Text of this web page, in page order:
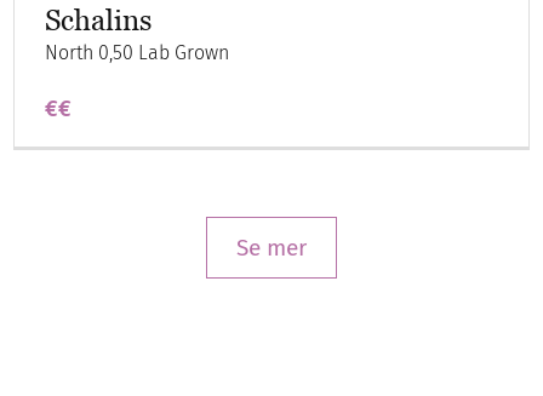
Schalins
North 0,50 Lab Grown
€€
Se mer